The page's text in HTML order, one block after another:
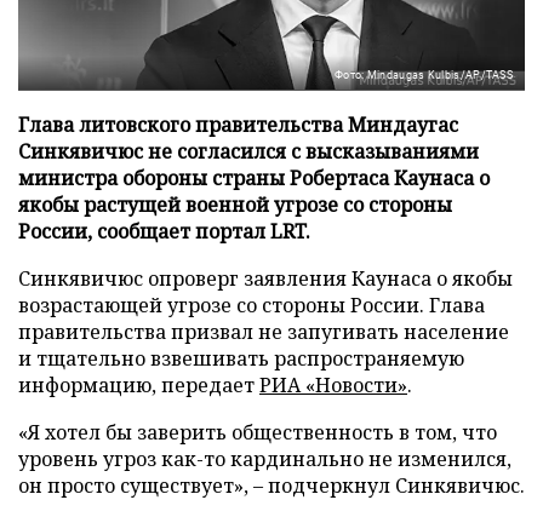
Фото: Mindaugas Kulbis/AP/TASS
Глава литовского правительства Миндаугас
Синкявичюс не согласился с высказываниями
министра обороны страны Робертаса Каунаса о
якобы растущей военной угрозе со стороны
России, сообщает портал LRT.
Синкявичюс опроверг заявления Каунаса о якобы
возрастающей угрозе со стороны России. Глава
правительства призвал не запугивать население
и тщательно взвешивать распространяемую
информацию, передаетРИА «Новости».
«Я хотел бы заверить общественность в том, что
уровень угроз как-то кардинально не изменился,
он просто существует», – подчеркнул Синкявичюс.